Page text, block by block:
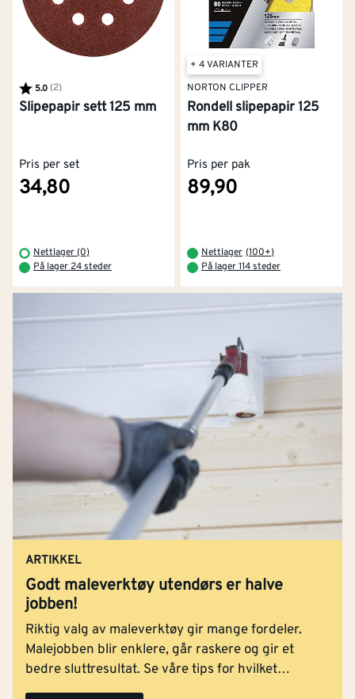
Karakter:
5.0(2)av 5 mulige
Slipepapir sett 125 mm
Pris per set
34,80
Nettlager (0)
På lager 24 steder
+ 4 VARIANTER
NORTON CLIPPER
Rondell slipepapir 125
mm K80
Pris per pak
89,90
Nettlager (100+)
På lager 114 steder
ARTIKKEL
Godt maleverktøy utendørs er halve
jobben!
Riktig valg av maleverktøy gir mange fordeler.
Malejobben blir enklere, går raskere og gir et
bedre sluttresultat. Se våre tips for hvilket
maleverktøy som skal brukes til de forskjellige